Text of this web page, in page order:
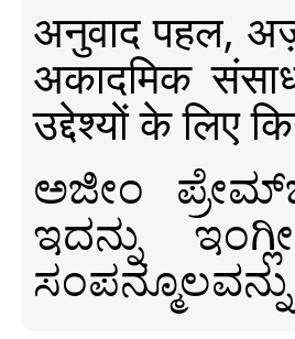
अनुवाद पहल,
अकादमिक
उद्देश्यों के लिए
ಅಜೀಂ
ಇದನ್ನು